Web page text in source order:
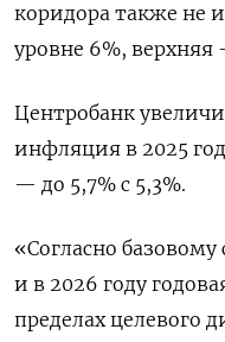
коридора также не
уровне 6%, верхняя
Центробанк
инфляция в 2025
— до 5,7% с 5,3%.
«Согласно
и в 2026 году
пределах целевого